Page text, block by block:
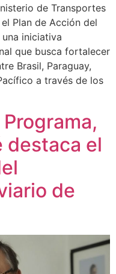
de Transportes
Plan de Acción del
iniciativa
que busca fortalecer
Brasil, Paraguay,
a través de los
destaca el
de